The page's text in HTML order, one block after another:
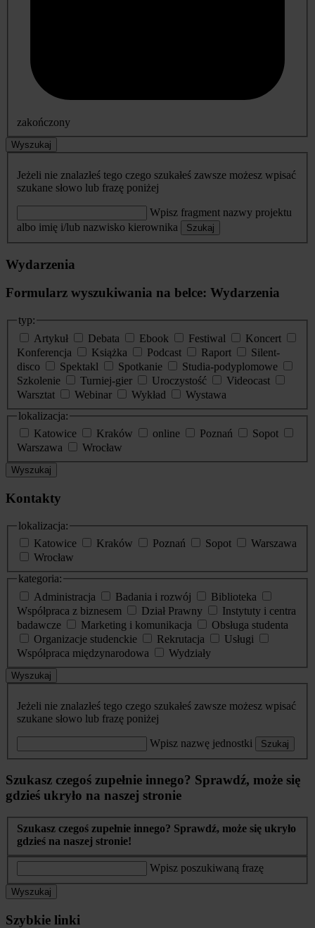
zakończony
Wyszukaj
Jeżeli nie znalazłeś tego czego szukałeś zawsze możesz wpisać
szukane słowo lub frazę poniżej
Wpisz fragment nazwy projektu
albo imię i/lub nazwisko kierownika
Szukaj
Wydarzenia
Formularz wyszukiwania na belce: Wydarzenia
typ:
Artykuł
Debata Ebook Festiwal
Koncert
Konferencja
Książka Podcast Raport
Silent-
disco
Spektakl Spotkanie
Studia-podyplomowe
Szkolenie
Turniej-gier Uroczystość
Videocast
Warsztat
Webinar Wykład
Wystawa
lokalizacja:
Katowice
Kraków online Poznań
Sopot
Warszawa
Wrocław
Wyszukaj
Kontakty
lokalizacja:
Katowice
Kraków Poznań Sopot
Warszawa
Wrocław
kategoria:
Administracja
Badania i rozwój
Biblioteka
Współpraca z biznesem
Dział Prawny
Instytuty i centra
badawcze
Marketing i komunikacja
Obsługa studenta
Organizacje studenckie
Rekrutacja
Usługi
Współpraca międzynarodowa
Wydziały
Wyszukaj
Jeżeli nie znalazłeś tego czego szukałeś zawsze możesz wpisać
szukane słowo lub frazę poniżej
Wpisz nazwę jednostki Szukaj
Szukasz czegoś zupełnie innego? Sprawdź, może się
gdzieś ukryło na naszej stronie
Szukasz czegoś zupełnie innego? Sprawdź, może się ukryło
gdzieś na naszej stronie!
Wpisz poszukiwaną frazę
Wyszukaj
Szybkie linki